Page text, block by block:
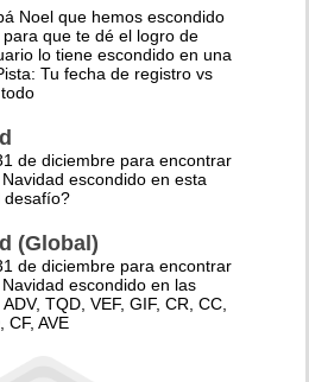
Noel que hemos escondido
que te dé el logro de
lo tiene escondido en una
Tu fecha de registro vs
de diciembre para encontrar
escondido en esta
desafío?
(Global)
de diciembre para encontrar
escondido en las
TQD, VEF, GIF, CR, CC,
CF, AVE